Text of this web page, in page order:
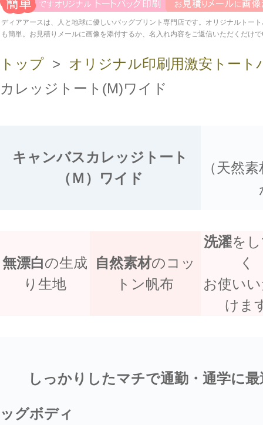
ディアアースは、人と地球に優しいバッグプリント専門店です。オリジナルトー
も簡単。お見積りメールに画像を添付するか、名入れ内容をご返信いただくだけ
トップ > オリジナル印刷用激安トート
カレッジトート(M)ワイド
キャンバスカレッジトート
（Ｍ）ワイド
（天然
無漂白の生成
り生地
自然素材のコッ
トン帆布
洗濯を
く
お使い
けま
しっかりしたマチで通勤・通学に最
ッグボディ